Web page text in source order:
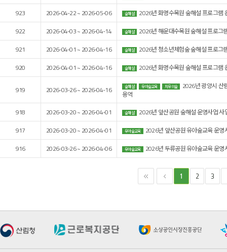
923
2026-04-22 ~ 2026-05-06 숲해설
2026년 화명수목원 숲해설 프로그램
922
2026-04-03 ~ 2026-04-14 숲해설
2026년 해운대수목원 숲해설 프로그
921
2026-04-01 ~ 2026-04-16 숲해설
2026년 청소년체험숲 숲해설 프로그
920
2026-04-01 ~ 2026-04-16 숲해설 2026년 화명수목원 숲해설 프로그램
919 2026-03-26 ~ 2026-04-16 숲해설 유아숲교육 치유의숲
2026년 광양시 산
용역
918
2026-03-20 ~ 2026-04-01 숲해설
2026년 앞산공원 숲해설 운영사업 사
917
2026-03-20 ~ 2026-04-01 유아숲교육
2026년 앞산공원 유아숲교육 운영
916
2026-03-26 ~ 2026-04-06 유아숲교육 2026년 두류공원 유아숲교육 운영
1 2 3